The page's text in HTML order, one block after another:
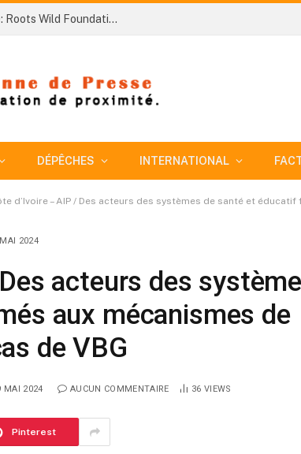
AIP/ Protection de la nature en Côte d’Ivoire: Roots Wild Foundation reçoit le Grand Prix Nelson Mandela (Communiqué)
DÉPÊCHES INTERNATIONAL
d’Ivoire – AIP / Des acteurs des systèmes de santé et
2024
acteurs des
aux mécanismes de
de VBG
MAI 2024 AUCUN COMMENTAIRE 36 VIEWS
Pinterest